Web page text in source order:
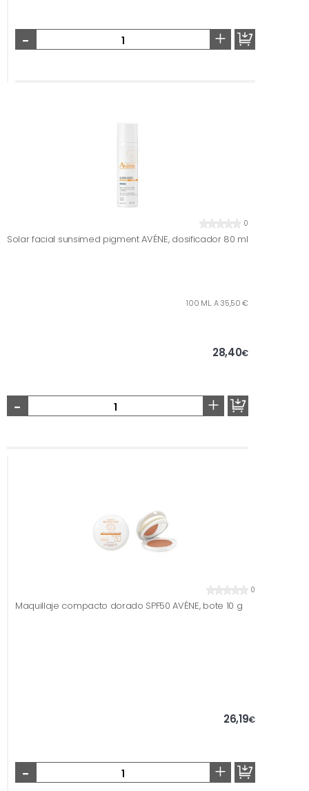
- +
0
Solar facial sunsimed pigment AVÉNE, dosificador 80 ml
100 ML. A 35,50 €
28,40€
- +
0
Maquillaje compacto dorado SPF50 AVÉNE, bote 10 g
26,19€
- +